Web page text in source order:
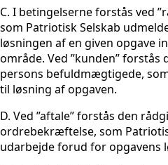
C. I betingelserne forstås ved
som Patriotisk Selskab
løsningen af en given opgave
område. Ved ”kunden” forstås
persons befuldmægtigede,
til løsning af opgaven.
D. Ved ”aftale” forstås den
ordrebekræftelse, som
udarbejde forud for opgavens